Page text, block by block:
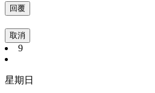
取消
9
星期日